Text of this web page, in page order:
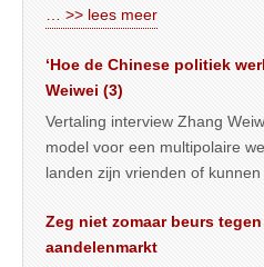
… >> lees meer
‘Hoe de Chinese politiek
Weiwei (3)
Vertaling interview Zhang
model voor een multipolaire
landen zijn vrienden of kunnen
Zeg niet zomaar beurs
aandelenmarkt